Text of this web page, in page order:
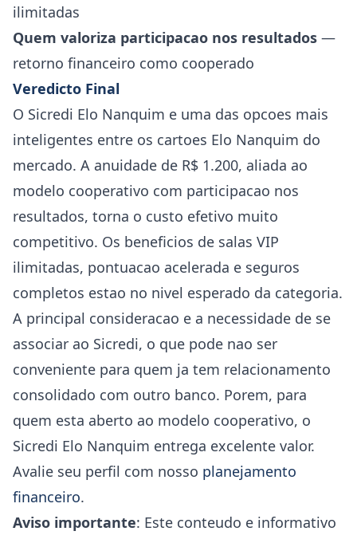
ilimitadas
Quem valoriza participacao nos resultados —
retorno financeiro como cooperado
Veredicto Final
O Sicredi Elo Nanquim e uma das opcoes mais
inteligentes entre os cartoes Elo Nanquim do
mercado. A anuidade de R$ 1.200, aliada ao
modelo cooperativo com participacao nos
resultados, torna o custo efetivo muito
competitivo. Os beneficios de salas VIP
ilimitadas, pontuacao acelerada e seguros
completos estao no nivel esperado da categoria.
A principal consideracao e a necessidade de se
associar ao Sicredi, o que pode nao ser
conveniente para quem ja tem relacionamento
consolidado com outro banco. Porem, para
quem esta aberto ao modelo cooperativo, o
Sicredi Elo Nanquim entrega excelente valor.
Avalie seu perfil com nosso planejamento
financeiro.
Aviso importante: Este conteudo e informativo